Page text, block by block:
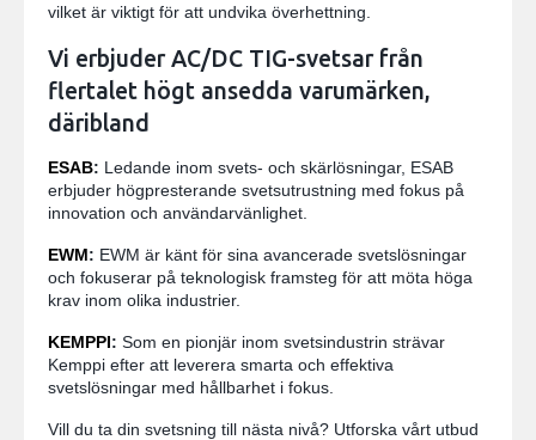
vilket är viktigt för att undvika överhettning.
Vi erbjuder AC/DC TIG-svetsar från
flertalet högt ansedda varumärken,
däribland
ESAB: Ledande inom svets- och skärlösningar, ESAB
erbjuder högpresterande svetsutrustning med fokus på
innovation och användarvänlighet.
EWM: EWM är känt för sina avancerade svetslösningar
och fokuserar på teknologisk framsteg för att möta höga
krav inom olika industrier.
KEMPPI: Som en pionjär inom svetsindustrin strävar
Kemppi efter att leverera smarta och effektiva
svetslösningar med hållbarhet i fokus.
Vill du ta din svetsning till nästa nivå? Utforska vårt utbud